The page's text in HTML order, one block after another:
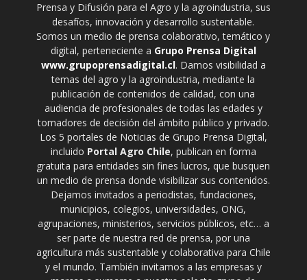
Prensa y Difusión para el Agro y la agroindustria, sus
desafíos, innovación y desarrollo sustentable.
Somos un medio de prensa colaborativo, temático y
digital, perteneciente a Grupo Prensa Digital
www.grupoprensadigital.cl. Damos visibilidad a
temas del agro y la agroindustria, mediante la
publicación de contenidos de calidad, con una
audiencia de profesionales de todas las edades y
tomadores de decisión del ámbito público y privado.
Los 5 portales de Noticias de Grupo Prensa Digital,
incluido Portal Agro Chile, publican en forma
gratuita para entidades sin fines lucros, que busquen
un medio de prensa donde visibilizar sus contenidos.
Dejamos invitados a periodistas, fundaciones,
municipios, colegios, universidades, ONG,
agrupaciones, ministerios, servicios públicos, etc… a
ser parte de nuestra red de prensa, por una
agricultura más sustentable y colaborativa para Chile
y el mundo. También invitamos a las empresas y